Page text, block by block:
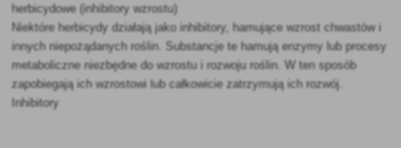
herbicydowe (inhibitory wzrostu)
Niektóre herbicydy działają jako inhibitory, hamujące wzrost chwastów i
innych niepożądanych roślin. Substancje te hamują enzymy lub procesy
metaboliczne niezbędne do wzrostu i rozwoju roślin. W ten sposób
zapobiegają ich wzrostowi lub całkowicie zatrzymują ich rozwój.
Inhibitory